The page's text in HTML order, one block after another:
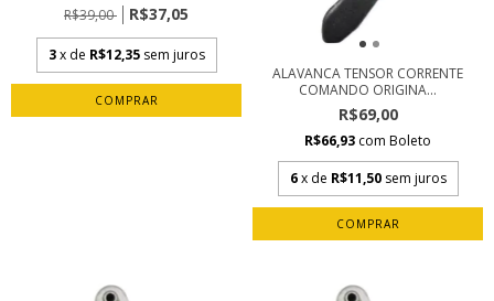
R$39,00
R$37,05
3 x de R$12,35 sem juros
ALAVANCA TENSOR CORRENTE
COMANDO ORIGINA...
R$69,00
R$66,93 com Boleto
6 x de R$11,50 sem juros